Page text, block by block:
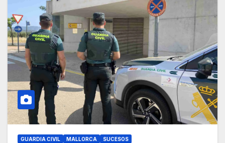
GUARDIA CIVIL MALLORCA SUCESOS